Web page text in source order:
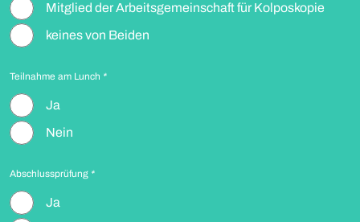
Mitglied der Arbeitsgemeinschaft für Kolposkopie
keines von Beiden
Teilnahme am Lunch *
Ja
Nein
Abschlussprüfung *
Ja